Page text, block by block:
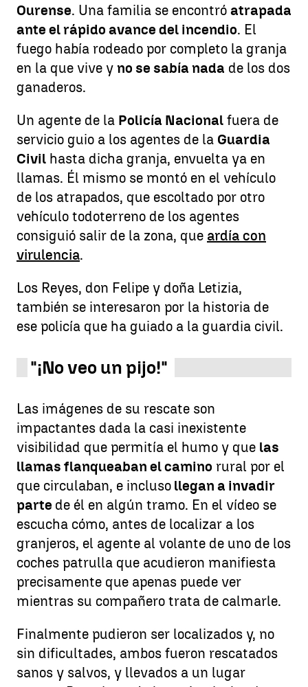
Ourense. Una familia se encontró atrapada
ante el rápido avance del incendio. El
fuego había rodeado por completo la granja
en la que vive y no se sabía nada de los dos
ganaderos.
Un agente de la Policía Nacional fuera de
servicio guio a los agentes de la Guardia
Civil hasta dicha granja, envuelta ya en
llamas. Él mismo se montó en el vehículo
de los atrapados, que escoltado por otro
vehículo todoterreno de los agentes
consiguió salir de la zona, que ardía con
virulencia.
Los Reyes, don Felipe y doña Letizia,
también se interesaron por la historia de
ese policía que ha guiado a la guardia civil.
"¡No veo un pijo!"
Las imágenes de su rescate son
impactantes dada la casi inexistente
visibilidad que permitía el humo y que las
llamas flanqueaban el camino rural por el
que circulaban, e incluso llegan a invadir
parte de él en algún tramo. En el vídeo se
escucha cómo, antes de localizar a los
granjeros, el agente al volante de uno de los
coches patrulla que acudieron manifiesta
precisamente que apenas puede ver
mientras su compañero trata de calmarle.
Finalmente pudieron ser localizados y, no
sin dificultades, ambos fueron rescatados
sanos y salvos, y llevados a un lugar